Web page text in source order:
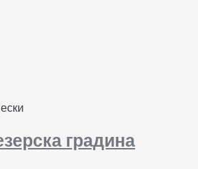
градина